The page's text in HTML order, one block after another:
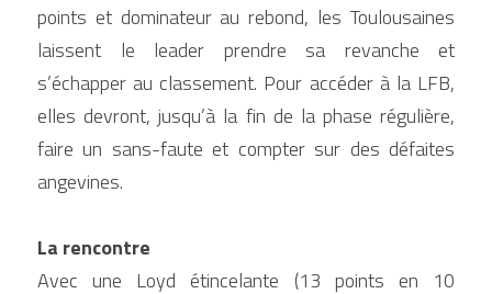
points et dominateur au rebond, les Toulousaines
laissent le leader prendre sa revanche et
s’échapper au classement. Pour accéder à la LFB,
elles devront, jusqu’à la fin de la phase régulière,
faire un sans-faute et compter sur des défaites
angevines.
La rencontre
Avec une Loyd étincelante (13 points en 10